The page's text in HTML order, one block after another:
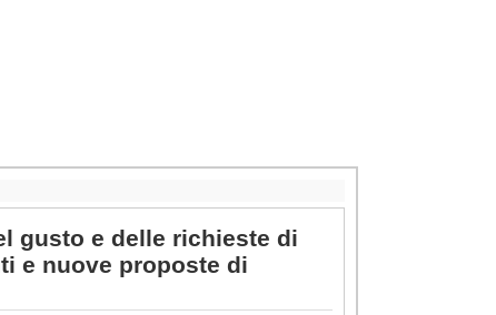
gusto e delle richieste di
e nuove proposte di